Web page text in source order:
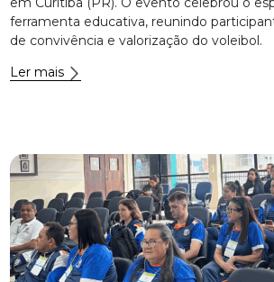
ferramenta educativa, reunindo
de convivência e valorização do voleibol.
Ler mais